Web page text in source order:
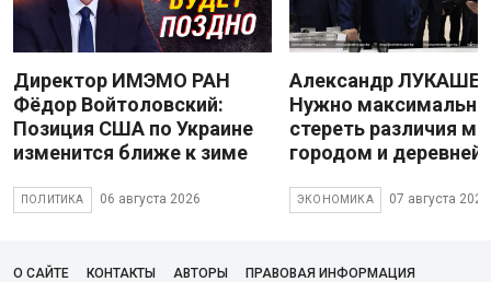
Директор ИМЭМО РАН
Фёдор Войтоловский:
Позиция США по Украине
изменится ближе к зиме
ПОЛИТИКА 06 августа 2026
Александр
Нужно максимально
стереть различия
городом и деревней
ЭКОНОМИКА 07 августа 2026
О САЙТЕ КОНТАКТЫ АВТОРЫ ПРАВОВАЯ ИНФОРМАЦИЯ